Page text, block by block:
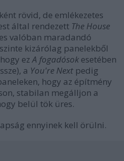
rövid, de emlékezetes
által rendezett The House
valóban maradandó
kizárólag panelekből
ezA fogadósok esetében
a You're Next pedig
hogy az építmény
stabilan megálljon a
belül tök üres.
ennyinek kell örülni.